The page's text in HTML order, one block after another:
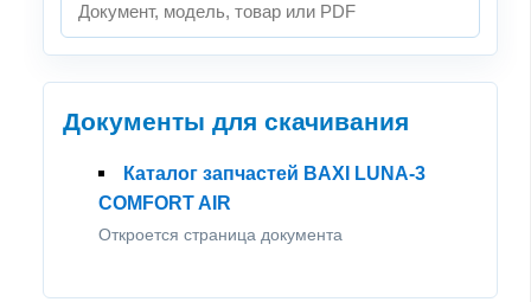
Документы для скачивания
Каталог запчастей BAXI LUNA-3
COMFORT AIR
Откроется страница документа